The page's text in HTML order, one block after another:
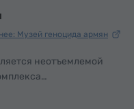
и жили на
Музей геноцида армян
неотъемлемой
роль в